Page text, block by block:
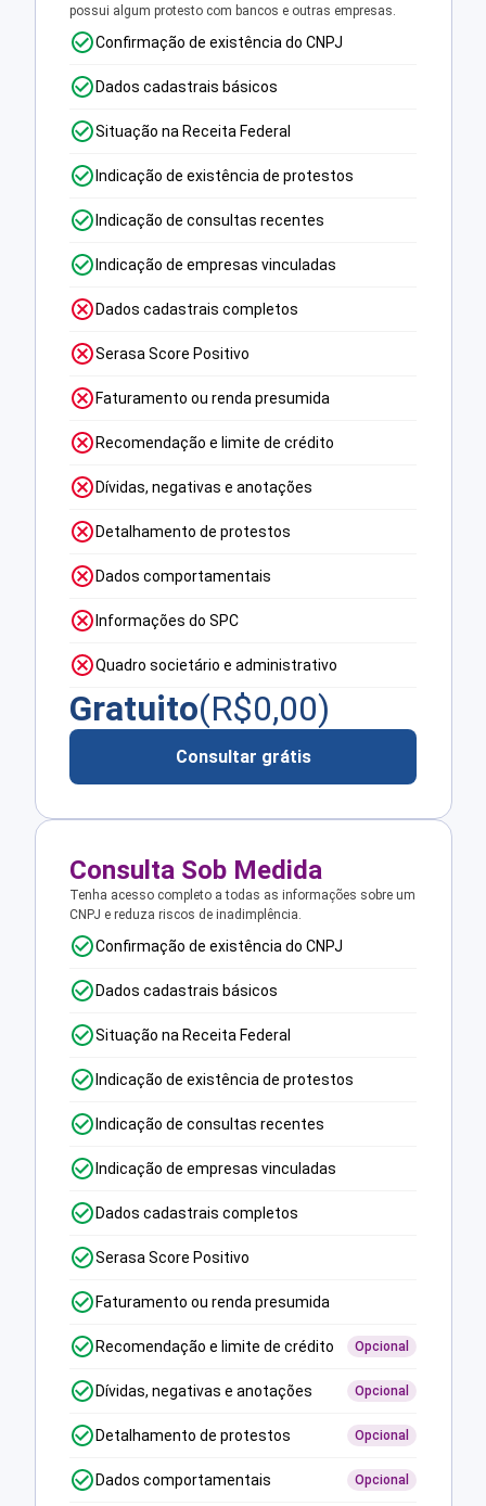
possui algum protesto com bancos e outras empresas.
Confirmação de existência do CNPJ
Dados cadastrais básicos
Situação na Receita Federal
Indicação de existência de protestos
Indicação de consultas recentes
Indicação de empresas vinculadas
Dados cadastrais completos
Serasa Score Positivo
Faturamento ou renda presumida
Recomendação e limite de crédito
Dívidas, negativas e anotações
Detalhamento de protestos
Dados comportamentais
Informações do SPC
Quadro societário e administrativo
Gratuito(R$0,00)
Consultar grátis
Consulta Sob Medida
Tenha acesso completo a todas as informações sobre um
CNPJ e reduza riscos de inadimplência.
Confirmação de existência do CNPJ
Dados cadastrais básicos
Situação na Receita Federal
Indicação de existência de protestos
Indicação de consultas recentes
Indicação de empresas vinculadas
Dados cadastrais completos
Serasa Score Positivo
Faturamento ou renda presumida
Recomendação e limite de crédito Opcional
Dívidas, negativas e anotações Opcional
Detalhamento de protestos Opcional
Dados comportamentais Opcional